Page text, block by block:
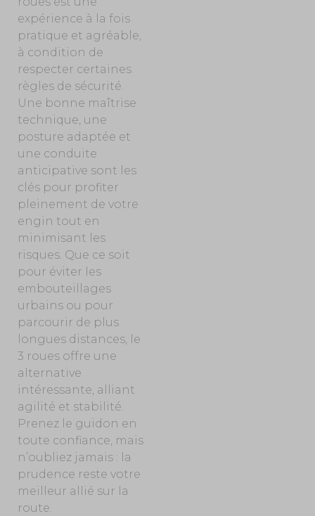
expérience à la fois
pratique et agréable,
à condition de
respecter certaines
règles de sécurité.
Une bonne maîtrise
technique, une
posture adaptée et
une conduite
anticipative sont les
clés pour profiter
pleinement de votre
engin tout en
minimisant les
risques. Que ce soit
pour éviter les
embouteillages
urbains ou pour
parcourir de plus
longues distances, le
3 roues offre une
alternative
intéressante, alliant
agilité et stabilité.
Prenez le guidon en
toute confiance, mais
n’oubliez jamais : la
prudence reste votre
meilleur allié sur la
route.